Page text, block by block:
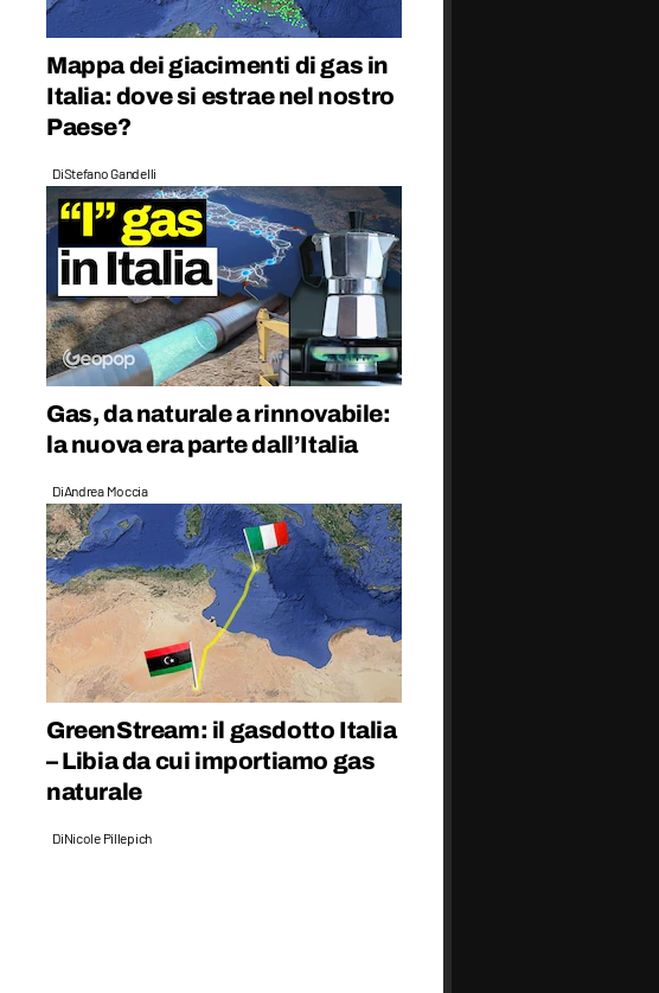
Mappa dei giacimenti di gas in
Italia: dove si estrae nel nostro
Paese?
DiStefano Gandelli
Gas, da naturale a rinnovabile:
la nuova era parte dall’Italia
DiAndrea Moccia
GreenStream: il gasdotto Italia
– Libia da cui importiamo gas
naturale
DiNicole Pillepich